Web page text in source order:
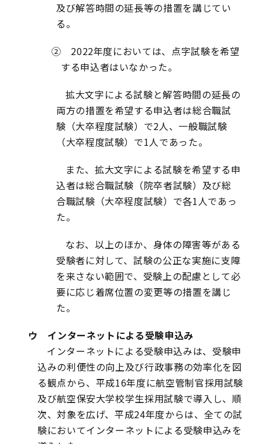
及び解答時間の延長等の措置を講じてい
る。
② 2022年度においては、点字試験を希望
する申込者はいなかった。
拡大文字による試験と解答時間の延長の
両方の措置を希望する申込者は総合職試
験（大卒程度試験）で2人、一般職試験
（大卒程度試験）で1人であった。
また、拡大文字による試験を希望する申
込者は総合職試験（院卒者試験）及び総
合職試験（大卒程度試験）で各1人であっ
た。
なお、以上のほか、身体の障害等がある
受験者に対して、試験の公正な実施に支障
を来さない範囲で、受験上の配慮として必
要に応じ着席位置の変更等の措置を講じ
た。
ウ インターネットによる受験申込み
インターネットによる受験申込みは、受験申
込みの利便性の向上及び行政事務の効率化を図
る観点から、平成16年度に航空管制官採用試験
及び航空保安大学校学生採用試験で導入し、順
次、対象を広げ、平成24年度からは、全ての試
験においてインターネットによる受験申込みを